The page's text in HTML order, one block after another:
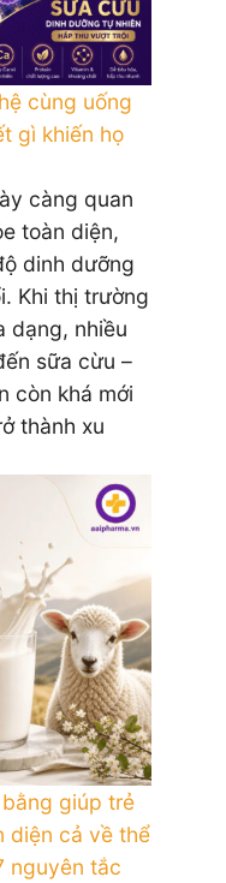
cùng uống
gì khiến họ
càng quan
toàn diện,
dinh dưỡng
Khi thị trường
dạng, nhiều
sữa cừu –
còn khá mới
thành xu
giúp trẻ
diện cả về thể
nguyên tắc